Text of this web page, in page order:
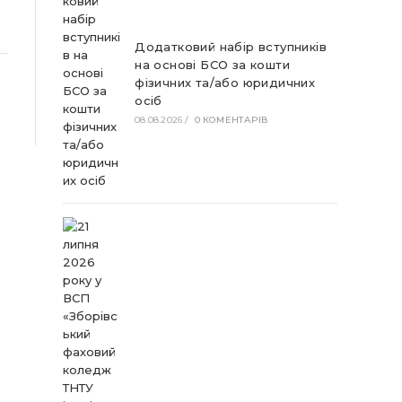
Додатковий набір вступників
на основі БСО за кошти
фізичних та/або юридичних
осіб
08.08.2026 / 0 КОМЕНТАРІВ